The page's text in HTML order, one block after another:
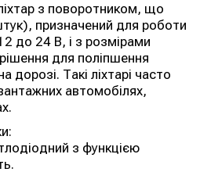
з поворотником, що
призначений для роботи
до 24 В, і з розмірами
для поліпшення
дорозі. Такі ліхтарі часто
автомобілях,
з функцією